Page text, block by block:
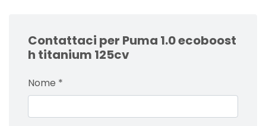
Contattaci per Puma 1.0 ecoboost
h titanium 125cv
Nome *